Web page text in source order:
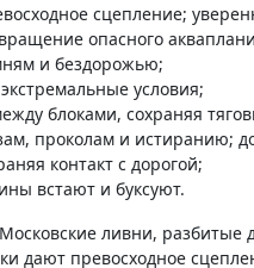
сцепление;
опасного
и бездорожью;
условия;
блоками, сохраняя
проколам и истиранию;
контакт с дорогой;
встают и буксуют.
ливни,
дают превосходное